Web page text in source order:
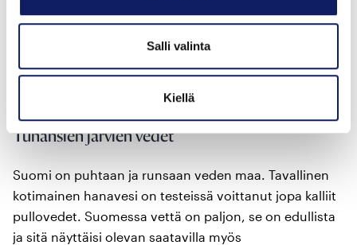
Salli valinta
Kiellä
proteiineihin tai hiilihydraatteihin. Mitä vähemmän
lisääntyäkseen.
Tuhansien järvien vedet
Suomi on puhtaan ja runsaan veden maa. Tavallinen
kotimainen hanavesi on testeissä voittanut jopa kalliit
pullovedet. Suomessa vettä on paljon, se on edullista
ja sitä näyttäisi olevan saatavilla myös